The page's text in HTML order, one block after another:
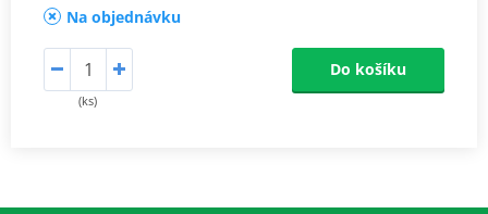
Na objednávku
(ks)
Do košíku